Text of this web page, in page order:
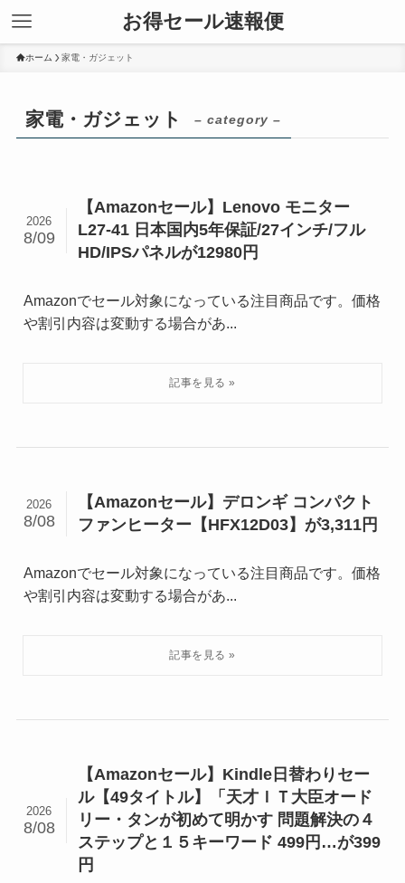
お得セール速報便
ホーム 家電・ガジェット
家電・ガジェット – category –
【Amazonセール】Lenovo モニター
L27-41 日本国内5年保証/27インチ/フル
HD/IPSパネルが12980円
2026
8/09
Amazonでセール対象になっている注目商品です。価格
や割引内容は変動する場合があ...
【Amazonセール】デロンギ コンパクト
ファンヒーター【HFX12D03】が3,311円
2026
8/08
Amazonでセール対象になっている注目商品です。価格
や割引内容は変動する場合があ...
【Amazonセール】Kindle日替わりセー
ル【49タイトル】「天才ＩＴ大臣オード
リー・タンが初めて明かす 問題解決の４
ステップと１５キーワード 499円…が399
円
2026
8/08